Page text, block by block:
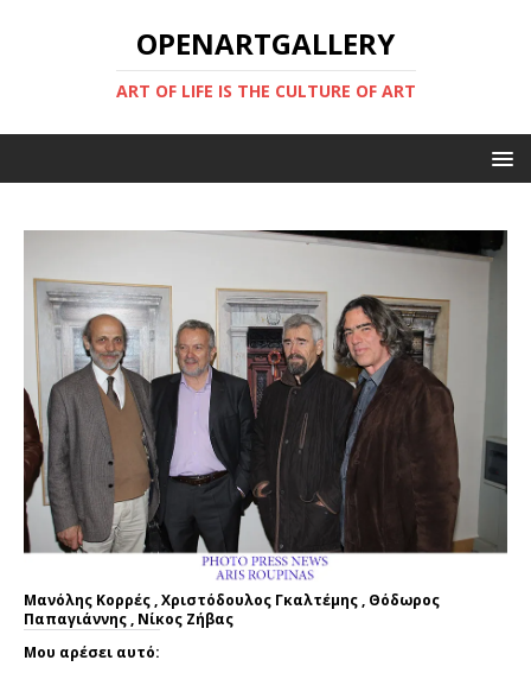
OPENARTGALLERY
ART OF LIFE IS THE CULTURE OF ART
Μανόλης Κορρές , Χριστόδουλος Γκαλτέμης , Θόδωρος
Παπαγιάννης , Νίκος Ζήβας
Μου αρέσει αυτό: